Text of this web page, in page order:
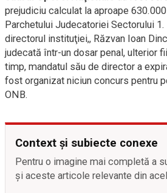
prejudiciu calculat la aproape
Parchetului Judecatoriei Sectorului
directorul instituţiei,, Răzvan Ioan
judecată într-un dosar penal, ulterior
timp, mandatul său de director a
fost organizat niciun concurs pentru
ONB.
Context și subiecte conexe
Pentru o imagine mai completă a
și aceste articole relevante din